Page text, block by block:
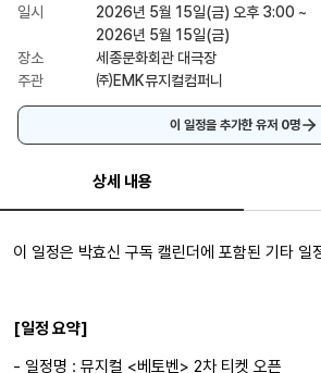
일시
2026년 5월 15일(금) 오후 3:00 ~
2026년 5월 15일(금)
장소
세종문화회관 대극장
주관
㈜EMK뮤지컬컴퍼니
이 일정을 추가한 유저 0명
상세 내용
이 일정은 박효신 구독 캘린더에 포함된 기타 일
[일정 요약]
- 일정명 : 뮤지컬 <베토벤> 2차 티켓 오픈